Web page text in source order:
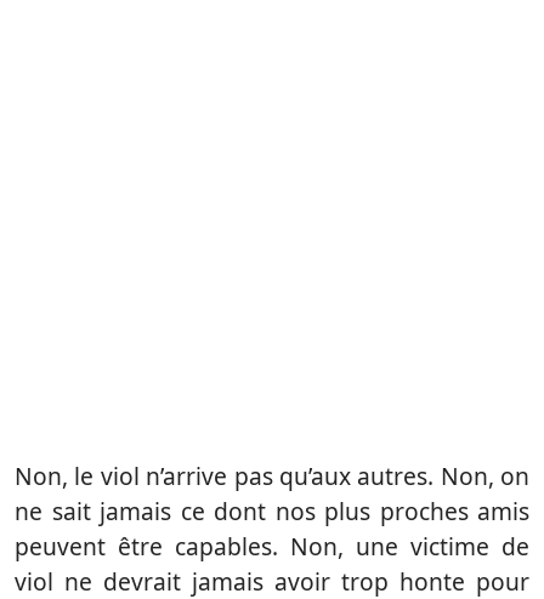
Non, le viol n’arrive pas qu’aux autres. Non, on
ne sait jamais ce dont nos plus proches amis
peuvent être capables. Non, une victime de
viol ne devrait jamais avoir trop honte pour